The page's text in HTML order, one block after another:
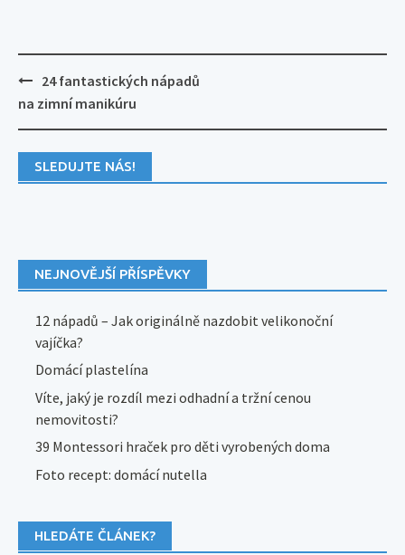
Post
navigation
24 fantastických nápadů
na zimní manikúru
SLEDUJTE NÁS!
NEJNOVĚJŠÍ PŘÍSPĚVKY
12 nápadů – Jak originálně nazdobit velikonoční
vajíčka?
Domácí plastelína
Víte, jaký je rozdíl mezi odhadní a tržní cenou
nemovitosti?
39 Montessori hraček pro děti vyrobených doma
Foto recept: domácí nutella
HLEDÁTE ČLÁNEK?